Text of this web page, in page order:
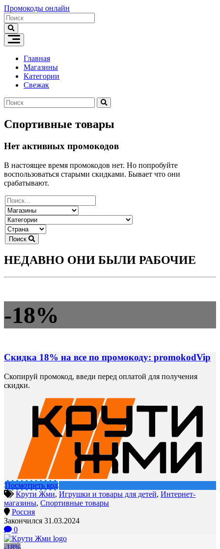
Skip
to
content
Промокоды онлайн
Главная
Магазины
Категории
Свежак
Спортивные товары
Нет активных промокодов
В настоящее время промокодов нет. Но попробуйте
воспользоваться старыми скидками. Бывает что они
срабатывают.
Поиск
НЕДАВНО ОНИ БЫЛИ РАБОЧИЕ
-18%
Скидка 18% на все по промокоду: promokodVip
Скопируй промокод, введи перед оплатой для получения
скидки.
Посмотреть код
Крути Жми, Игрушки и товары для детей, Интернет-
магазины, Спортивные товары
Россия
Закончился 31.03.2024
0
-18%